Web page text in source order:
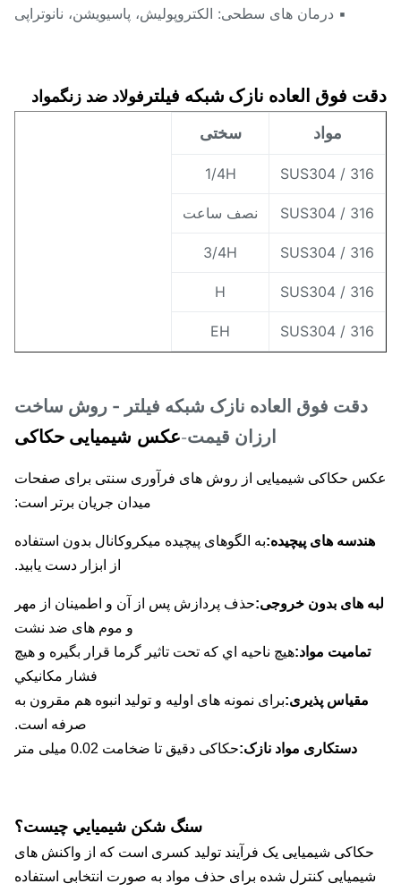
▪ درمان های سطحی: الکتروپولیش، پاسیویشن، نانوتراپی
فوق العاده نازکشبکه فیلترفولاد ضد زنگمواد
سختی
SUS304 /
1/4H
SUS304 / نصف ساعت
SUS304 /
3/4H
SUS304 /
SUS304 /
دقت فوق العاده نازک شبکه فیلتر - روش ساخت
ارزان قیمت-عکس شیمیایی حکاکی
حکاکی شیمیایی از روش های فرآوری سنتی برای صفحات
میدان جریان برتر است:
های پیچیده:به الگوهای پیچیده میکروکانال بدون استفاده
از ابزار دست یابید.
های بدون خروجی:حذف پردازش پس از آن و اطمینان از مهر
و موم های ضد نشت
تماميت مواد: هيچ ناحيه اي که تحت تاثير گرما قرار بگيره و هيچ
فشار مکانیکي
مقیاس پذیری:برای نمونه های اولیه و تولید انبوه هم مقرون به
صرفه است.
دستکاری مواد نازک:حکاکی دقیق تا ضخامت 0.02 میلی متر
سنگ شکن شيميايي چيست؟
شیمیایی یک فرآیند تولید کسری است که از واکنش های
کنترل شده برای حذف مواد به صورت انتخابی استفاده